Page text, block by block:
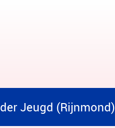
Jeugd (Rijnmond)